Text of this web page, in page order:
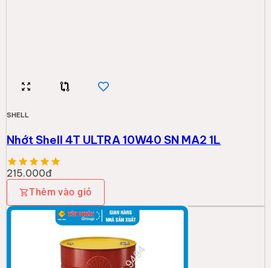
SHELL
Nhớt Shell 4T ULTRA 10W40 SN MA2 1L
215.000đ
Thêm vào giỏ